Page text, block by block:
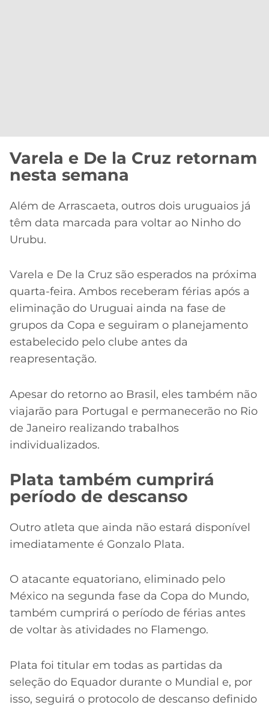
Varela e De la Cruz retornam
nesta semana
Além de Arrascaeta, outros dois uruguaios já
têm data marcada para voltar ao Ninho do
Urubu.
Varela e De la Cruz são esperados na próxima
quarta-feira. Ambos receberam férias após a
eliminação do Uruguai ainda na fase de
grupos da Copa e seguiram o planejamento
estabelecido pelo clube antes da
reapresentação.
Apesar do retorno ao Brasil, eles também não
viajarão para Portugal e permanecerão no Rio
de Janeiro realizando trabalhos
individualizados.
Plata também cumprirá
período de descanso
Outro atleta que ainda não estará disponível
imediatamente é Gonzalo Plata.
O atacante equatoriano, eliminado pelo
México na segunda fase da Copa do Mundo,
também cumprirá o período de férias antes
de voltar às atividades no Flamengo.
Plata foi titular em todas as partidas da
seleção do Equador durante o Mundial e, por
isso, seguirá o protocolo de descanso definido